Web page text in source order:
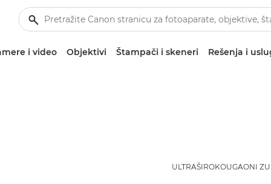
i video Objektivi Štampači i skeneri Rešenja i
ULTRAŠIROKOUGAONI